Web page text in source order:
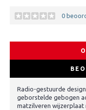
0
Radio-gestuurde
geborstelde gebogen
matzilveren wijzerplaat